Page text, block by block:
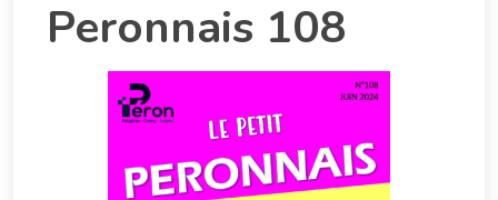
Peronnais 108